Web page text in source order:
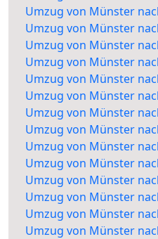
Umzug von Münster
Umzug von Münster
Umzug von Münster
Umzug von Münster
Umzug von Münster
Umzug von Münster
Umzug von Münster
Umzug von Münster
Umzug von Münster
Umzug von Münster
Umzug von Münster
Umzug von Münster
Umzug von Münster
Umzug von Münster